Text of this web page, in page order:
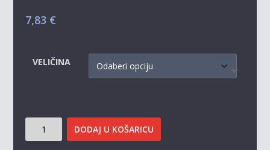
7,83 €
VELIČINA
NARANČASTI
POJAS
DODAJ U KOŠARICU